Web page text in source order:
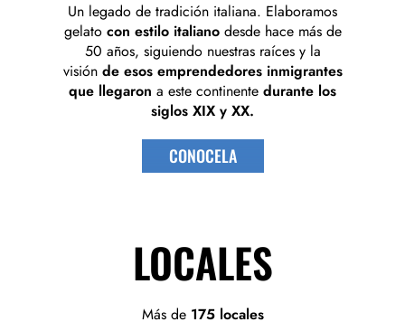
Un legado de tradición italiana. Elaboramos
gelato con estilo italianodesde hace más de
50 años, siguiendo nuestras raíces y la
visión de esos emprendedores inmigrantes
que llegaron a este continente durante los
siglos XIX y XX.
CONOCELA
LOCALES
Más de 175 locales